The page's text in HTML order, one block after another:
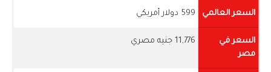
السعر العالمي 599 دولار أمريكي
السعر في
مصر
11,776 جنيه مصري